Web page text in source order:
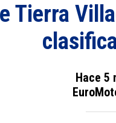
Tierra
Hace 5